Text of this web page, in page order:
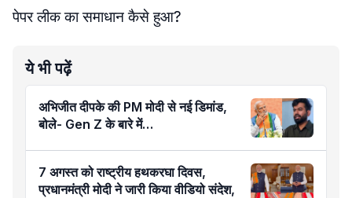
पेपर लीक का समाधान कैसे हुआ?
ये भी पढ़ें
अभिजीत दीपके की PM मोदी से नई डिमांड,
बोले- Gen Z के बारे में…
7 अगस्त को राष्ट्रीय हथकरघा दिवस,
प्रधानमंत्री मोदी ने जारी किया वीडियो संदेश,